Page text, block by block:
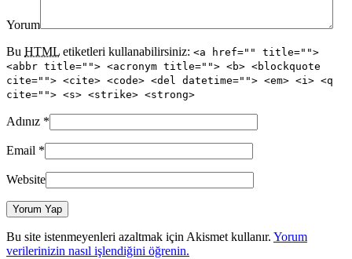
Yorum
Bu HTML etiketleri kullanabilirsiniz: <a href="" title="">
<abbr title=""> <acronym title=""> <b> <blockquote
cite=""> <cite> <code> <del datetime=""> <em> <i> <q
cite=""> <s> <strike> <strong>
Adınız *
Email *
Website
Bu site istenmeyenleri azaltmak için Akismet kullanır. Yorum
verilerinizin nasıl işlendiğini öğrenin.